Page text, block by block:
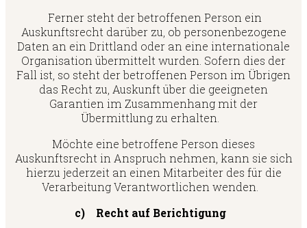
Ferner steht der betroffenen Person ein
Auskunftsrecht darüber zu, ob personenbezogene
Daten an ein Drittland oder an eine internationale
Organisation übermittelt wurden. Sofern dies der
Fall ist, so steht der betroffenen Person im Übrigen
das Recht zu, Auskunft über die geeigneten
Garantien im Zusammenhang mit der
Übermittlung zu erhalten.
Möchte eine betroffene Person dieses
Auskunftsrecht in Anspruch nehmen, kann sie sich
hierzu jederzeit an einen Mitarbeiter des für die
Verarbeitung Verantwortlichen wenden.
c) Recht auf Berichtigung